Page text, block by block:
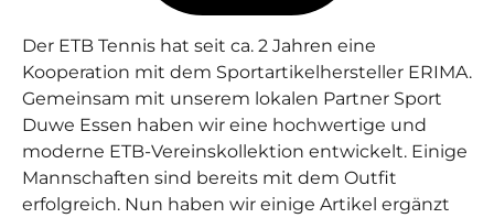
Der ETB Tennis hat seit ca. 2 Jahren eine
Kooperation mit dem Sportartikelhersteller ERIMA.
Gemeinsam mit unserem lokalen Partner Sport
Duwe Essen haben wir eine hochwertige und
moderne ETB-Vereinskollektion entwickelt. Einige
Mannschaften sind bereits mit dem Outfit
erfolgreich. Nun haben wir einige Artikel ergänzt